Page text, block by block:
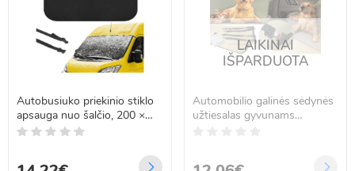
Autobusiuko priekinio stiklo
apsauga nuo šalčio, 200 ×
100 cm, Xtrobb
LAIKINAI
IŠPARDUOTA
Automobilio galinės sėdynės
užtiesalas gyvunams